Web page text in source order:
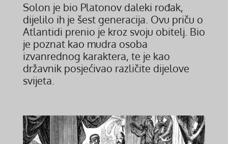
Solon je bio Platonov daleki rođak,
dijelilo ih je šest generacija. Ovu priču o
Atlantidi prenio je kroz svoju obitelj. Bio
je poznat kao mudra osoba
izvanrednog karaktera, te je kao
državnik posjećivao različite dijelove
svijeta.